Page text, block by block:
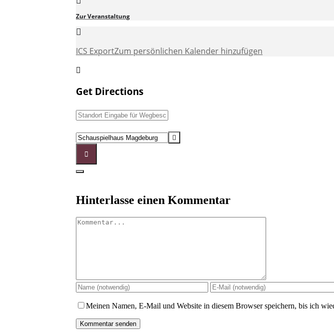
Zur Veranstaltung
ICS ExportZum persönlichen Kalender hinzufügen
Get Directions
Address
Im
Menschen
muss
alles
[]
Destination
Address
Im
alles
sein
Hinterlasse einen Kommentar
Kommentar
Meinen Namen, E-Mail und Website in diesem Browser speichern, bis ich